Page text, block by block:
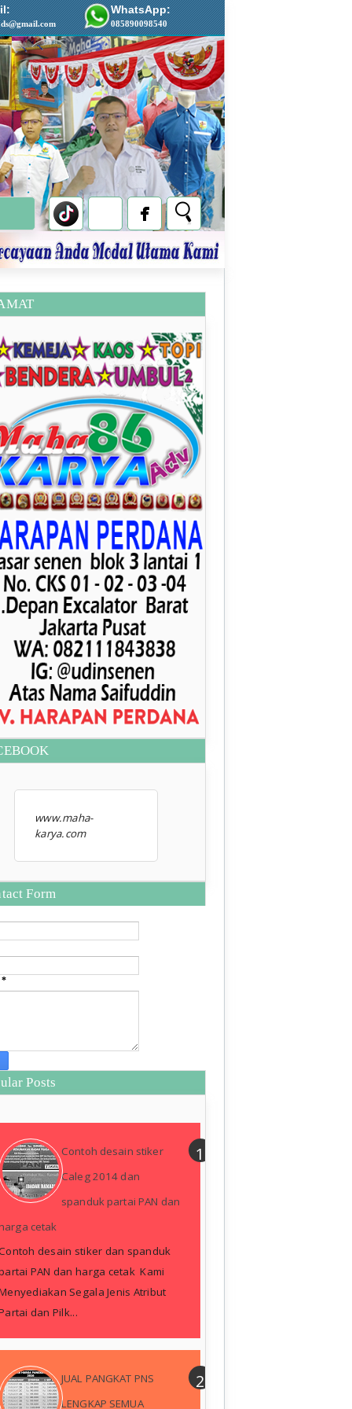
WhatsApp:
085890098540
www.maha-
karya.com
Form
*
Posts
Contoh desain stiker
Caleg 2014 dan
spanduk partai PAN dan
cetak
desain stiker dan spanduk
PAN dan harga cetak Kami
Segala Jenis Atribut
dan Pilk...
JUAL PANGKAT PNS
LENGKAP SEMUA